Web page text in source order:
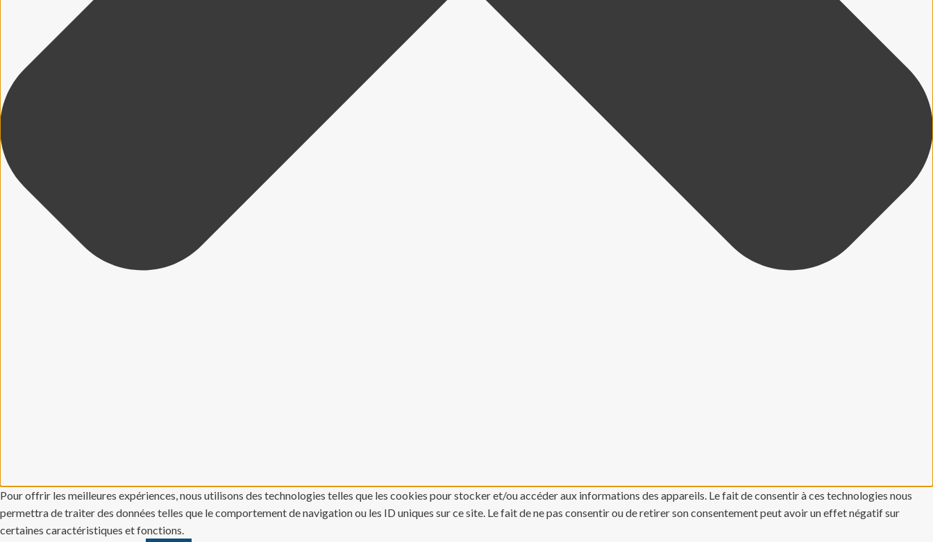
Pour offrir les meilleures expériences, nous utilisons des technologies telles que les cookies pour stocker et/ou accéder aux informations des appareils. Le fait de consentir à ces technologies nous
permettra de traiter des données telles que le comportement de navigation ou les ID uniques sur ce site. Le fait de ne pas consentir ou de retirer son consentement peut avoir un effet négatif sur
certaines caractéristiques et fonctions.